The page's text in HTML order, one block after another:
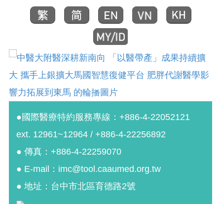
●國際醫療特約服務專線：+886-4-22052121
ext. 12961~12964 / +886-4-22256892
● 傳真：+886-4-22259070
● E-mail：imc@tool.caaumed.org.tw
● 地址：台中市北區育德路2號